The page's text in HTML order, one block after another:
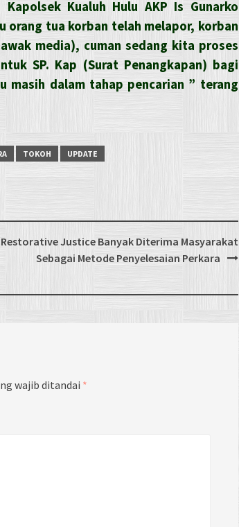
Kualuh Hulu AKP Is Gunarko
orang tua korban telah melapor, korban
media), cuman sedang kita proses
SP. Kap (Surat Penangkapan) bagi
masih dalam tahap pencarian ” terang
TOKOH UPDATE
Restorative Justice Banyak Diterima Masyarakat
Sebagai Metode Penyelesaian Perkara
wajib ditandai *